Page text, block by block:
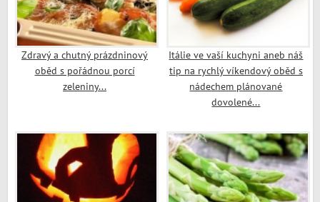
Zdravý a chutný prázdninový
oběd s pořádnou porcí
zeleniny...
Itálie ve vaší kuchyni aneb náš
tip na rychlý víkendový oběd s
nádechem plánované
dovolené...